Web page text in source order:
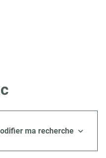
ma recherche